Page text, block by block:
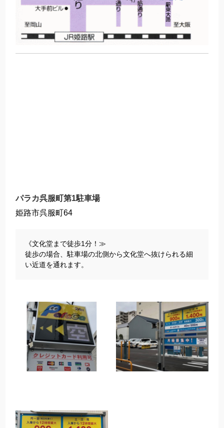
パラカ呉服町第1駐車場
姫路市呉服町64
《文化堂まで徒歩1分！≫
徒歩の場合、駐車場の北側から文化堂へ抜けられる細
い近道を通れます。